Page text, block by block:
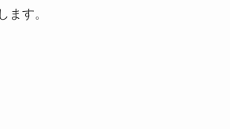
ます。